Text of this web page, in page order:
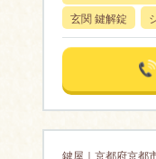
玄関 鍵解錠
鍵屋｜京都府京都